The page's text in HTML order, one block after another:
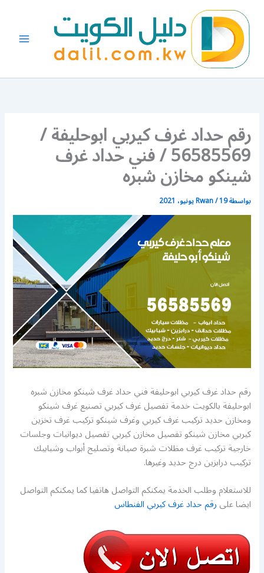
المحتوى
رقم حداد غرف كيربي ابوحليفة /
56585569 / فني حداد غرف
شينكو مخازن شبره
بواسطة Rwan/19 يونيو، 2021
رقم حداد غرف كيربي ابوحليفة فني حداد غرف شينكو مخازن شبره
ابوحليفة بالكويت خدمة تفصيل غرف كيربي تصنيع غرف شينكو
ومخازن حديد تركيب غرف كيربي وغرف شينكو تركيب غرف تخزين
كيربي مخازن شينكو تفصيل مخازن كيربي تفصيل ديوانيات وجلسات
خارجية تركيب غرف مظلات شبرة صيانة وتصليح أبواب وشبابيك
تركيب درابزين درج حديد وغيرها.
للاستعلام وطلب الخدمة يمكنكم التواصل هاتفيا كما يمكنكم التواصل
ايضا علىرقم حداد غرف كيربي الفنطاس